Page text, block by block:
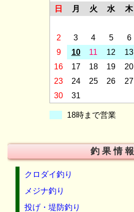
日
月 火 水 木
2
3 4 5 6
9
10 11 12 13
16
17 18 19 20
23
24 25 26 27
30
31
18時まで営業
釣 果 情 報
クロダイ釣り
メジナ釣り
投げ・堤防釣り